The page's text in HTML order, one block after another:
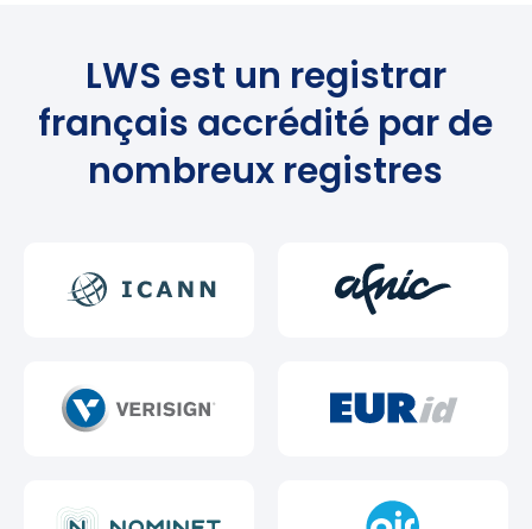
LWS est un registrar
français accrédité par de
nombreux registres